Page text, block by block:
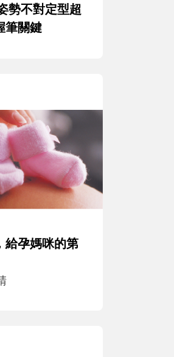
勢不對定型超
筆關鍵
給孕媽咪的第